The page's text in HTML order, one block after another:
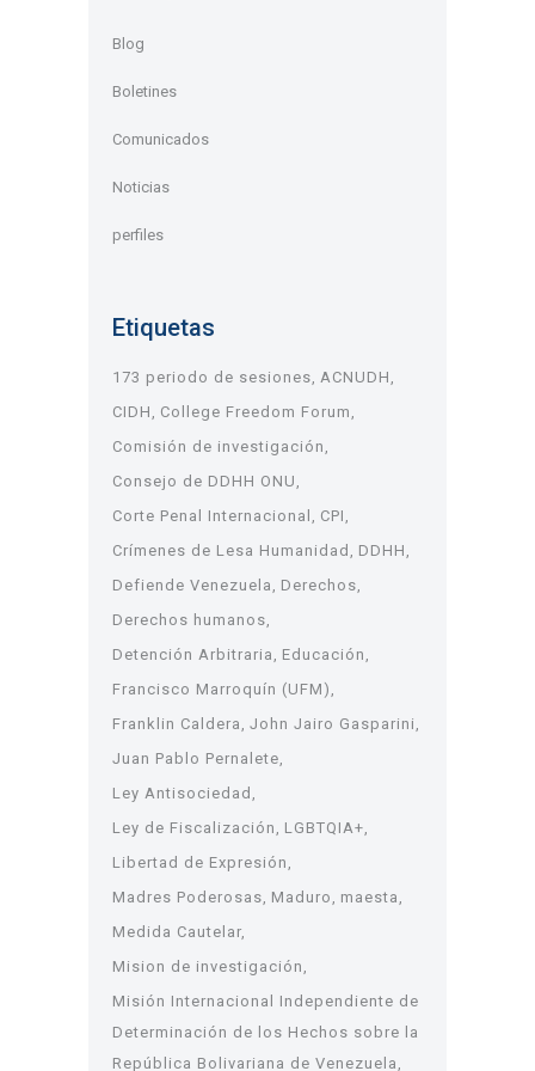
Blog
Boletines
Comunicados
Noticias
perfiles
Etiquetas
173 periodo de sesiones ACNUDH
CIDH
College Freedom Forum
Comisión de investigación
Consejo de DDHH ONU
Corte Penal Internacional
CPI
Crímenes de Lesa Humanidad
DDHH
Defiende Venezuela
Derechos
Derechos humanos
Detención Arbitraria
Educación
Francisco Marroquín (UFM)
Franklin Caldera John Jairo Gasparini
Juan Pablo Pernalete
Ley Antisociedad
Ley de Fiscalización
LGBTQIA+
Libertad de Expresión
Madres Poderosas Maduro
maesta
Medida Cautelar
Mision de investigación
Misión Internacional Independiente de
Determinación de los Hechos sobre la
República Bolivariana de Venezuela